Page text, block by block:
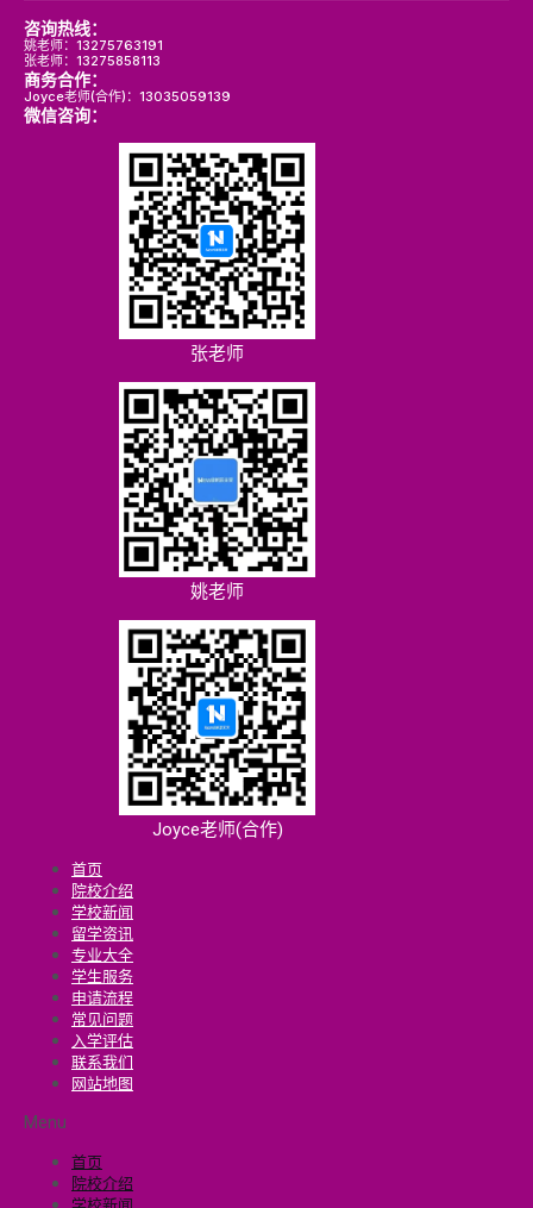
咨询热线：
姚老师：13275763191
张老师：13275858113
商务合作：
Joyce老师(合作)：13035059139
微信咨询：
张老师
姚老师
Joyce老师(合作)
首页
院校介绍
学校新闻
留学资讯
专业大全
学生服务
申请流程
常见问题
入学评估
联系我们
网站地图
Menu
首页
院校介绍